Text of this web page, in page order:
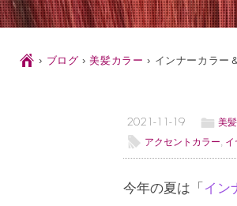
Ç › ブログ ›美髪カラー › インナーカラー
2021-11-19 ë 美
l アクセントカラー, イ
今年の夏は「 イン